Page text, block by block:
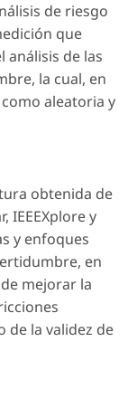
de riesgo
que
análisis de las
la cual, en
aleatoria y
obtenida de
IEEEXplore y
y enfoques
en
mejorar la
de la validez de